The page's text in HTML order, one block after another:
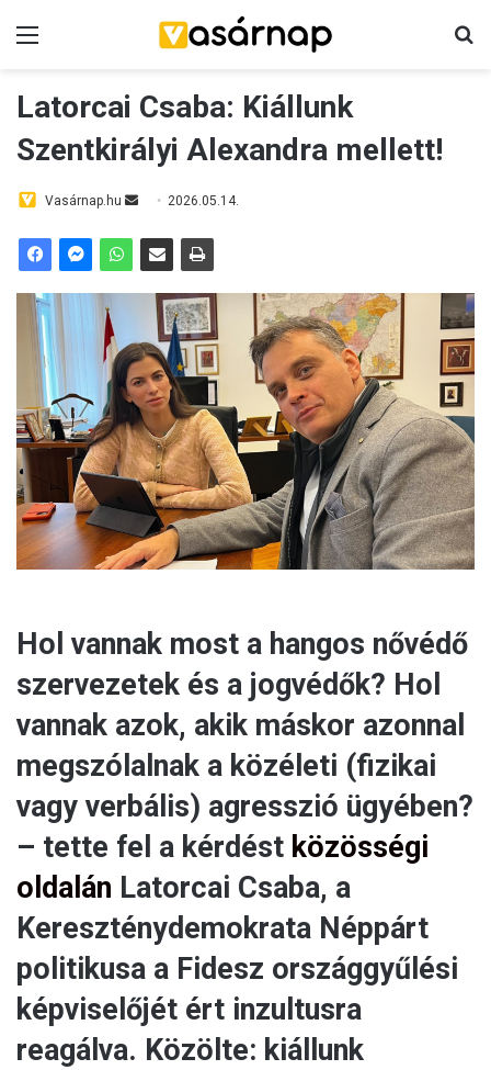
Latorcai Csaba: Kiállunk
Szentkirályi Alexandra mellett!
Vasárnap.hu
e
m
a
i
l
2026.05.14.
Hol vannak most a hangos nővédő
szervezetek és a jogvédők? Hol
vannak azok, akik máskor azonnal
megszólalnak a közéleti (fizikai
vagy verbális) agresszió ügyében?
– tette fel a kérdést közösségi
oldalán Latorcai Csaba, a
Kereszténydemokrata Néppárt
politikusa a Fidesz országgyűlési
képviselőjét ért inzultusra
reagálva. Közölte: kiállunk